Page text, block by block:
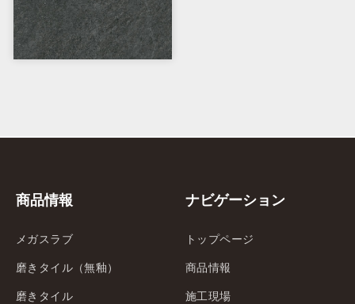
商品情報
メガスラブ
磨きタイル（無釉）
磨きタイル
ナビゲーション
トップページ
商品情報
施工現場